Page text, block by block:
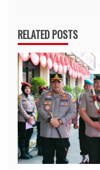
RELATED POSTS